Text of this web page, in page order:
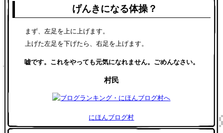
げんきになる体操？
まず、左足を上に上げます。
上げた左足を下げたら、右足を上げます。
嘘です。これをやっても元気になれません。ごめんなさい。
村民
にほんブログ村